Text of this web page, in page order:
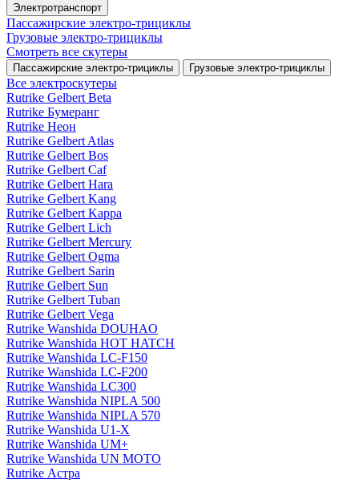
Электротранспорт
Пассажирские электро‑трициклы
Грузовые электро‑трициклы
Смотреть все скутеры
Пассажирские электро‑трициклы Грузовые электро‑трициклы
Все электро­скутеры
Rutrike Gelbert Beta
Rutrike Бумеранг
Rutrike Неон
Rutrike Gelbert Atlas
Rutrike Gelbert Bos
Rutrike Gelbert Caf
Rutrike Gelbert Hara
Rutrike Gelbert Kang
Rutrike Gelbert Kappa
Rutrike Gelbert Lich
Rutrike Gelbert Mercury
Rutrike Gelbert Ogma
Rutrike Gelbert Sarin
Rutrike Gelbert Sun
Rutrike Gelbert Tuban
Rutrike Gelbert Vega
Rutrike Wanshida DOUHAO
Rutrike Wanshida HOT HATCH
Rutrike Wanshida LC-F150
Rutrike Wanshida LC-F200
Rutrike Wanshida LC300
Rutrike Wanshida NIPLA 500
Rutrike Wanshida NIPLA 570
Rutrike Wanshida U1-X
Rutrike Wanshida UM+
Rutrike Wanshida UN MOTO
Rutrike Астра